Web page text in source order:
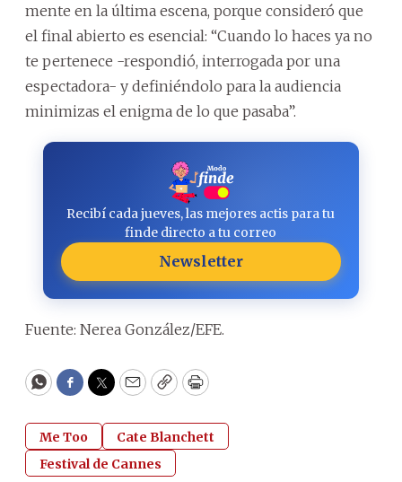
mente en la última escena, porque consideró que
el final abierto es esencial: “Cuando lo haces ya no
te pertenece -respondió, interrogada por una
espectadora- y definiéndolo para la audiencia
minimizas el enigma de lo que pasaba”.
Recibí cada jueves, las mejores actis para tu
finde directo a tu correo
Newsletter
Fuente: Nerea González/EFE.
WhatsApp
Facebook
Twitter
EmailCopyPrint
Me Too
Cate Blanchett
Festival de Cannes